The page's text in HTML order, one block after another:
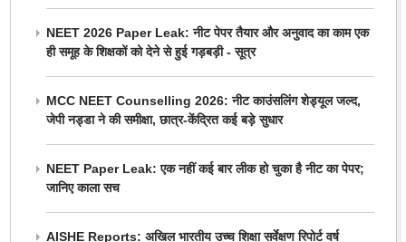
NEET 2026 Paper Leak: नीट पेपर तैयार और अनुवाद का काम एक
ही समूह के शिक्षकों को देने से हुई गड़बड़ी - सूत्र
MCC NEET Counselling 2026: नीट काउंसलिंग शेड्यूल जल्द,
जेपी नड्डा ने की समीक्षा, छात्र-केंद्रित कई बड़े सुधार
NEET Paper Leak: एक नहीं कई बार लीक हो चुका है नीट का पेपर;
जानिए काला सच
AISHE Reports: अखिल भारतीय उच्च शिक्षा सर्वेक्षण रिपोर्ट वर्ष